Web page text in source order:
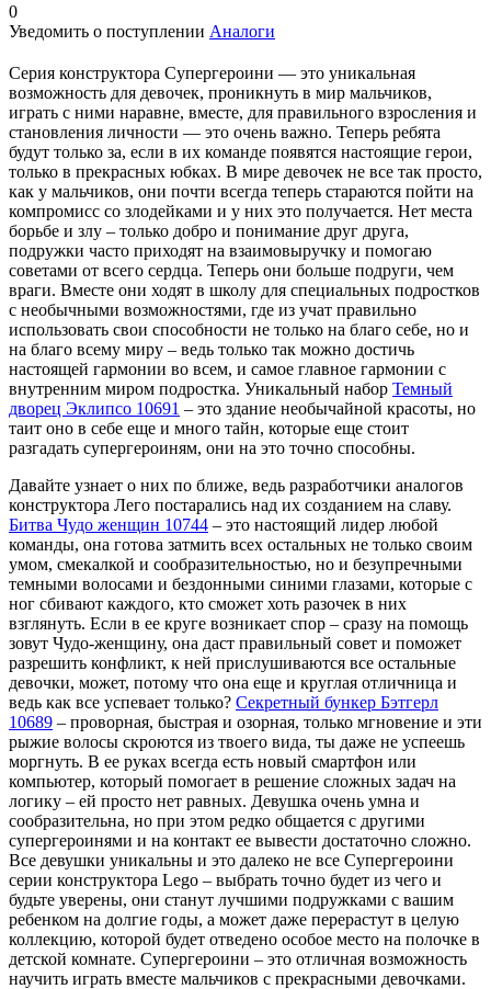
0
Уведомить о поступлении Аналоги
Серия конструктора Супергероини — это уникальная
возможность для девочек, проникнуть в мир мальчиков,
играть с ними наравне, вместе, для правильного взросления и
становления личности — это очень важно. Теперь ребята
будут только за, если в их команде появятся настоящие герои,
только в прекрасных юбках. В мире девочек не все так просто,
как у мальчиков, они почти всегда теперь стараются пойти на
компромисс со злодейками и у них это получается. Нет места
борьбе и злу – только добро и понимание друг друга,
подружки часто приходят на взаимовыручку и помогаю
советами от всего сердца. Теперь они больше подруги, чем
враги. Вместе они ходят в школу для специальных подростков
с необычными возможностями, где из учат правильно
использовать свои способности не только на благо себе, но и
на благо всему миру – ведь только так можно достичь
настоящей гармонии во всем, и самое главное гармонии с
внутренним миром подростка. Уникальный набор Темный
дворец Эклипсо 10691 – это здание необычайной красоты, но
таит оно в себе еще и много тайн, которые еще стоит
разгадать супергероиням, они на это точно способны.
Давайте узнает о них по ближе, ведь разработчики аналогов
конструктора Лего постарались над их созданием на славу.
Битва Чудо женщин 10744 – это настоящий лидер любой
команды, она готова затмить всех остальных не только своим
умом, смекалкой и сообразительностью, но и безупречными
темными волосами и бездонными синими глазами, которые с
ног сбивают каждого, кто сможет хоть разочек в них
взглянуть. Если в ее круге возникает спор – сразу на помощь
зовут Чудо-женщину, она даст правильный совет и поможет
разрешить конфликт, к ней прислушиваются все остальные
девочки, может, потому что она еще и круглая отличница и
ведь как все успевает только? Секретный бункер Бэтгерл
10689 – проворная, быстрая и озорная, только мгновение и эти
рыжие волосы скроются из твоего вида, ты даже не успеешь
моргнуть. В ее руках всегда есть новый смартфон или
компьютер, который помогает в решение сложных задач на
логику – ей просто нет равных. Девушка очень умна и
сообразительна, но при этом редко общается с другими
супергероинями и на контакт ее вывести достаточно сложно.
Все девушки уникальны и это далеко не все Супергероини
серии конструктора Lego – выбрать точно будет из чего и
будьте уверены, они станут лучшими подружками с вашим
ребенком на долгие годы, а может даже перерастут в целую
коллекцию, которой будет отведено особое место на полочке в
детской комнате. Супергероини – это отличная возможность
научить играть вместе мальчиков с прекрасными девочками.